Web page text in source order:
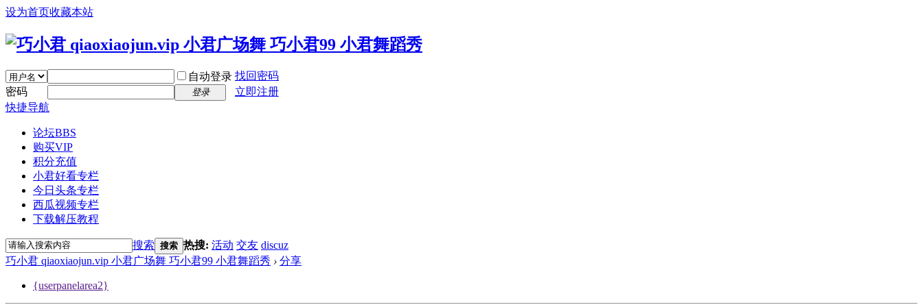
设为首页收藏本站
自动登录 找回密码
密码
登录
立即注册
快捷导航
论坛BBS
购买VIP
积分充值
小君好看专栏
今日头条专栏
西瓜视频专栏
下载解压教程
搜索 搜索 热搜: 活动 交友 discuz
巧小君 qiaoxiaojun.vip 小君广场舞 巧小君99 小君舞蹈秀 › 分享
{userpanelarea2}